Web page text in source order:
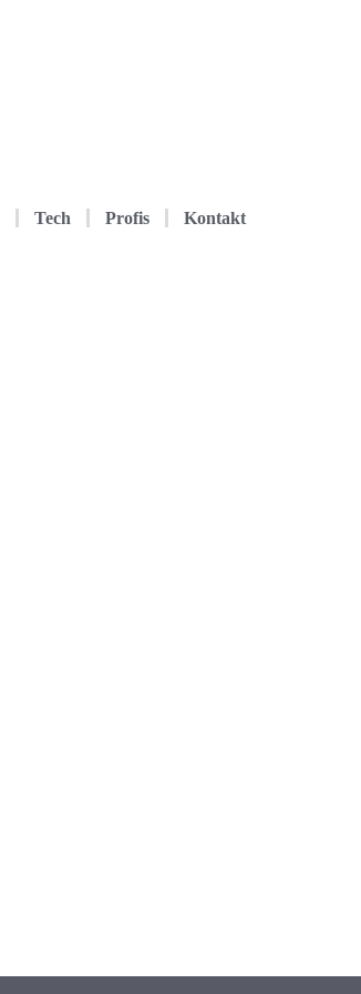
Tech Profis Kontakt